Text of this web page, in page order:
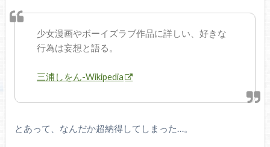
少女漫画やボーイズラブ作品に詳しい、好きな
行為は妄想と語る。
三浦しをん-Wikipedia
とあって、なんだか超納得してしまった…。